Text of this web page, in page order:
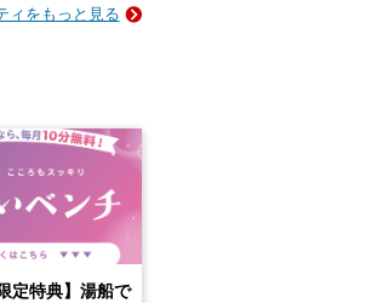
ィをもっと見る
定特典】湯船で